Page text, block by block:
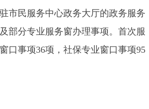
市民服务中心政务大厅的政务服务
部分专业服务窗办理事项。首次服
口事项36项，社保专业窗口事项95